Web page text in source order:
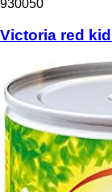
930050
Victoria red